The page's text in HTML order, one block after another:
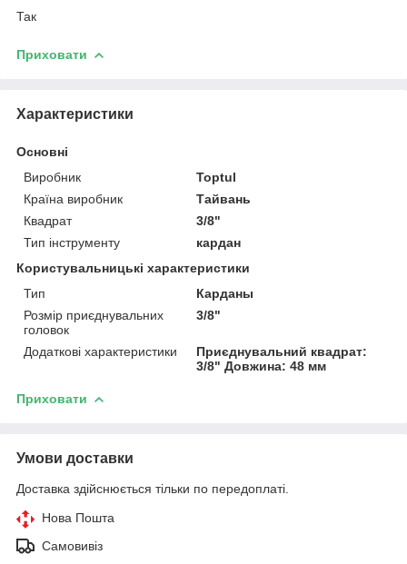
Так
Приховати
Характеристики
Основні
Виробник
Toptul
Країна виробник
Тайвань
Квадрат
3/8"
Тип інструменту
кардан
Користувальницькі характеристики
Тип
Карданы
Розмір приєднувальних
головок
3/8"
Додаткові характеристики
Приєднувальний квадрат:
3/8" Довжина: 48 мм
Приховати
Умови доставки
Доставка здійснюється тільки по передоплаті.
Нова Пошта
Самовивіз